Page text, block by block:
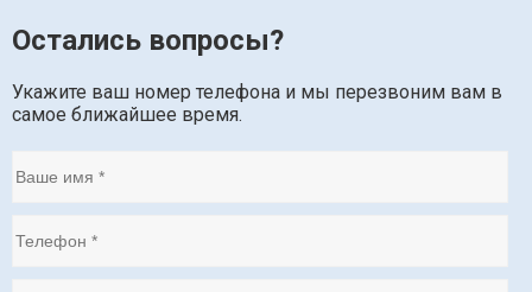
Остались вопросы?
Укажите ваш номер телефона и мы перезвоним вам в
самое ближайшее время.